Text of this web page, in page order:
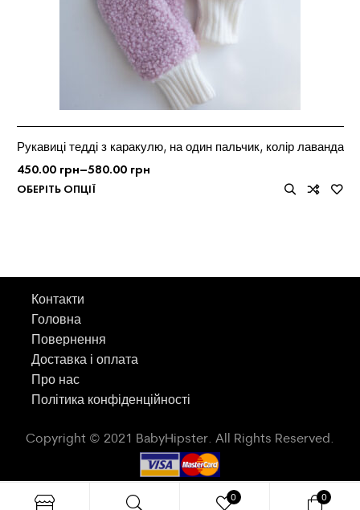
Рукавиці тедді з каракулю, на один пальчик, колір лаванда
450.00 грн–580.00 грн
ОБЕРІТЬ ОПЦІЇ
Контакти
Головна
Повернення
Доставка і оплата
Про нас
Політика конфіденційності
Copyright © 2021 BabyHipster. All Rights Reserved.
0 0